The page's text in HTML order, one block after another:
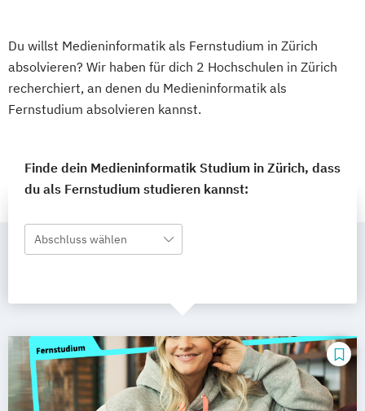
Du willst Medieninformatik als Fernstudium in Zürich
absolvieren? Wir haben für dich 2 Hochschulen in Zürich
recherchiert, an denen du Medieninformatik als
Fernstudium absolvieren kannst.
Finde dein Medieninformatik Studium in Zürich, dass
du als Fernstudium studieren kannst:
Abschluss wählen